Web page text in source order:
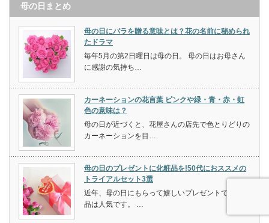
母の日まとめ
母の日にバラを贈る意味とは？花の名前に秘められ
たドラマ
毎年5月の第2日曜日は母の日。 母の日はお母さん
に感謝の気持ち…
カーネーションの花言葉 ピンクや緑・青・赤・虹
色の意味は？
母の日が近づくと、花屋さんの店先で色とりどりの
カーネーションを目…
母の日のプレゼントに化粧品を!50代におススメの
トライアルセット3選
近年、母の日にもらって嬉しいプレゼントで、化粧
品は人気です。 …